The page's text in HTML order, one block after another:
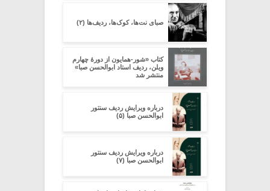
صبای نت‌ها، کوک‌ها، ردیف‌ها (۲)
کتاب «شور-همایون از دورۀ چهارم
ویلن، ردیف استاد ابوالحسن صبا»
منتشر شد
درباره ویرایش ردیف سنتور
ابوالحسن صبا (۵)
درباره ویرایش ردیف سنتور
ابوالحسن صبا (۷)